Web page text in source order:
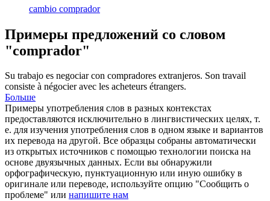
cambio comprador
Примеры предложений со словом
"comprador"
Su trabajo es negociar con compradores extranjeros. Son travail
consiste à négocier avec les acheteurs étrangers.
Больше
Примеры употребления слов в разных контекстах
предоставляются исключительно в лингвистических целях, т.
е. для изучения употребления слов в одном языке и вариантов
их перевода на другой. Все образцы собраны автоматически
из открытых источников с помощью технологии поиска на
основе двуязычных данных. Если вы обнаружили
орфографическую, пунктуационную или иную ошибку в
оригинале или переводе, используйте опцию "Сообщить о
проблеме" или напишите нам